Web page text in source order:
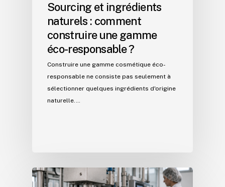
Sourcing et ingrédients
naturels : comment
construire une gamme
éco-responsable ?
Construire une gamme cosmétique éco-
responsable ne consiste pas seulement à
sélectionner quelques ingrédients d'origine
naturelle.…